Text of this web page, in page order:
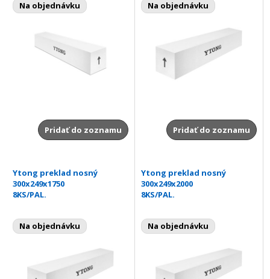
Na objednávku
Pridať do zoznamu
Na objednávku
Pridať do zoznamu
Ytong preklad nosný
300x249x1750
8KS/PAL.
Na objednávku
Ytong preklad nosný
300x249x2000
8KS/PAL.
Na objednávku